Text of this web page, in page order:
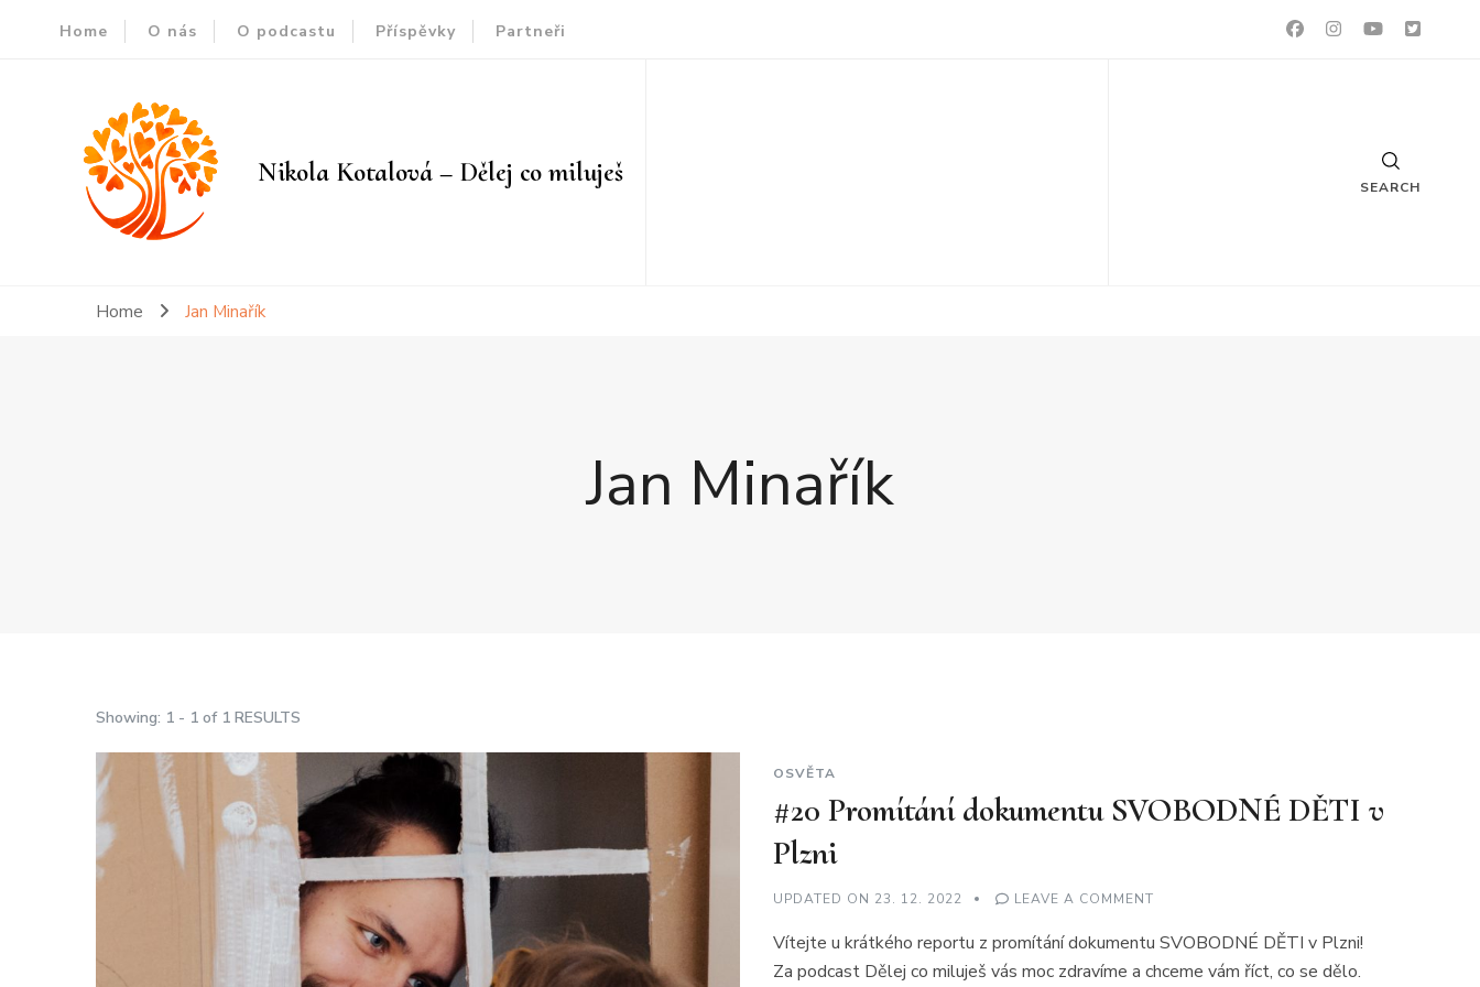
Home O nás O podcastu Příspěvky Partneři
Nikola Kotalová – Dělej co miluješ SEARCH
Home Jan Minařík
Jan Minařík
Showing: 1 - 1 of 1 RESULTS
OSVĚTA
#20 Promítání dokumentu SVOBODNÉ DĚTI v
Plzni
UPDATED ON 23. 12. 2022 LEAVE A COMMENT
DOKUMENTU
SVOBODNÉ
DĚTI
Vítejte u krátkého reportu z promítání dokumentu SVOBODNÉ DĚTI v Plzni!
Za podcast Dělej co miluješ vás moc zdravíme a chceme vám říct, co se dělo.